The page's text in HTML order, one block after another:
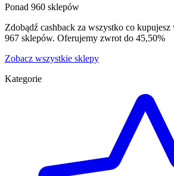
Ponad 960 sklepów
Zdobądź cashback za wszystko co
967 sklepów. Oferujemy zwrot do 45,50%
Zobacz wszystkie sklepy
Kategorie